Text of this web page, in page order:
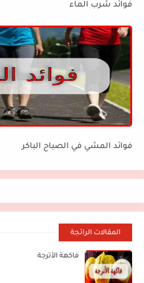
فوائد شرب الماء
فوائد المشي في الصباح الباكر
المقالات الرائجة
فاكهة الأترجة